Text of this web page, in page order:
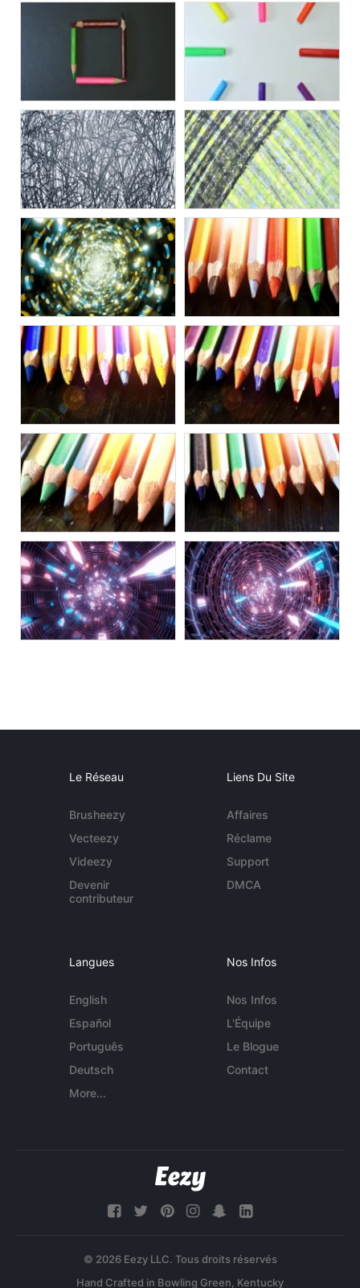
Le Réseau
Brusheezy
Vecteezy
Videezy
Devenir
contributeur
Liens Du Site
Affaires
Réclame
Support
DMCA
Langues
English
Español
Português
Deutsch
More...
Nos Infos
Nos Infos
L'Équipe
Le Blogue
Contact
© 2026 Eezy LLC. Tous droits réservés